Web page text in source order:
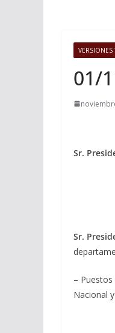
VERSIONES
01/
Sr.
Sr.
–
Nacional